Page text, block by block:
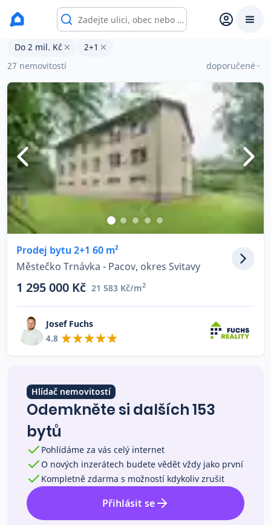
Prodej s Reas.cz
Chytrý odhad ceny
Ceny prodaných nemovitostí
Přehled realitních makléřů
Co říkají naši zákazníci
Blog
O nás
Byty 2+1 na prodej s cenou do 2 mil. Kč
Do 2 mil. Kč
2+1
27 nemovitostí
doporučené
Prodej bytu 2+1 60 m²
Městečko Trnávka - Pacov, okres Svitavy
1 295 000 Kč 21 583 Kč/m2
Josef Fuchs
4.8
Hlídač nemovitostí
Odemkněte si dalších 153
bytů
Pohlídáme za vás celý internet
O nových inzerátech budete vědět vždy jako první
Kompletně zdarma s možností kdykoliv zrušit
Přihlásit se